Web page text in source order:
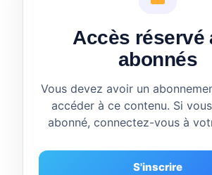
Accès réservé
abonnés
Vous devez avoir un
accéder à ce contenu. Si
abonné, connectez-vous à
S'inscrire